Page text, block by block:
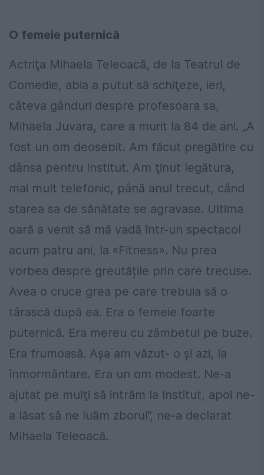
O femeie puternică
Actriţa Mihaela Teleoacă, de la Teatrul de
Comedie, abia a putut să schiţeze, ieri,
câteva gânduri despre profesoara sa,
Mihaela Juvara, care a murit la 84 de ani. „A
fost un om deosebit. Am făcut pregătire cu
dânsa pentru Institut. Am ţinut legătura,
mai mult telefonic, până anul trecut, când
starea sa de sănătate se agravase. Ultima
oară a venit să mă vadă într-un spectacol
acum patru ani, la «Fitness». Nu prea
vorbea despre greutățile prin care trecuse.
Avea o cruce grea pe care trebuia să o
târască după ea. Era o femeie foarte
puternică. Era mereu cu zâmbetul pe buze.
Era frumoasă. Aşa am văzut- o şi azi, la
înmormântare. Era un om modest. Ne-a
ajutat pe mulţi să intrăm la Institut, apoi ne-
a lăsat să ne luăm zborul”, ne-a declarat
Mihaela Teleoacă.